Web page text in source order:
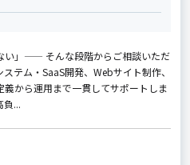
い」—— そんな段階からご相談いただ
テム・SaaS開発、Webサイト制作、
から運用まで一貫してサポートしま
負...